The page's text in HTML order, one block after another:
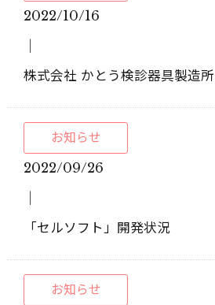
2022/10/16
株式会社 かとう検診器具製造
お知らせ
2022/09/26
「セルソフト」開発状況
お知らせ